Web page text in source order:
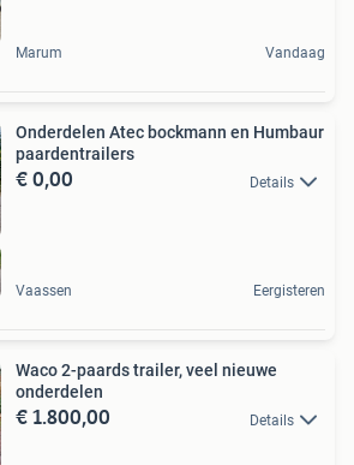
Marum Vandaag
Onderdelen Atec bockmann en Humbaur
paardentrailers
€ 0,00 Details
Vaassen Eergisteren
Waco 2-paards trailer, veel nieuwe
onderdelen
€ 1.800,00 Details